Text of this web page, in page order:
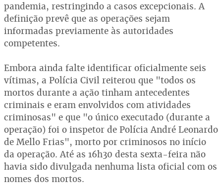
pandemia, restringindo a casos excepcionais. A
definição prevê que as operações sejam
informadas previamente às autoridades
competentes.
Embora ainda falte identificar oficialmente seis
vítimas, a Polícia Civil reiterou que "todos os
mortos durante a ação tinham antecedentes
criminais e eram envolvidos com atividades
criminosas" e que "o único executado (durante a
operação) foi o inspetor de Polícia André Leonardo
de Mello Frias", morto por criminosos no início
da operação. Até as 16h30 desta sexta-feira não
havia sido divulgada nenhuma lista oficial com os
nomes dos mortos.